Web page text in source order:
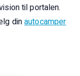
til portalen.
dinautocamper